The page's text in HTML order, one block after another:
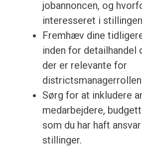
jobannoncen, og
interesseret i
Fremhæv dine
inden for detailhandel
der er relevante for
Sørg for at inkludere
medarbejdere,
som du har haft
stillinger.